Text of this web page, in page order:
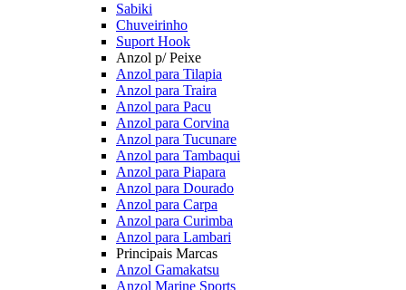
Sabiki
Chuveirinho
Suport Hook
Anzol p/ Peixe
Anzol para Tilapia
Anzol para Traira
Anzol para Pacu
Anzol para Corvina
Anzol para Tucunare
Anzol para Tambaqui
Anzol para Piapara
Anzol para Dourado
Anzol para Carpa
Anzol para Curimba
Anzol para Lambari
Principais Marcas
Anzol Gamakatsu
Anzol Marine Sports